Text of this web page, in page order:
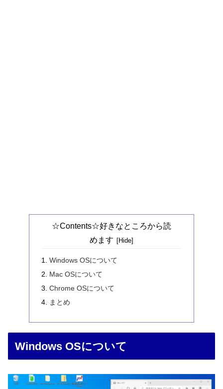
☆Contents☆好きなところから読
めます
Windows OSについて
Mac OSについて
Chrome OSについて
まとめ
Windows OSについて